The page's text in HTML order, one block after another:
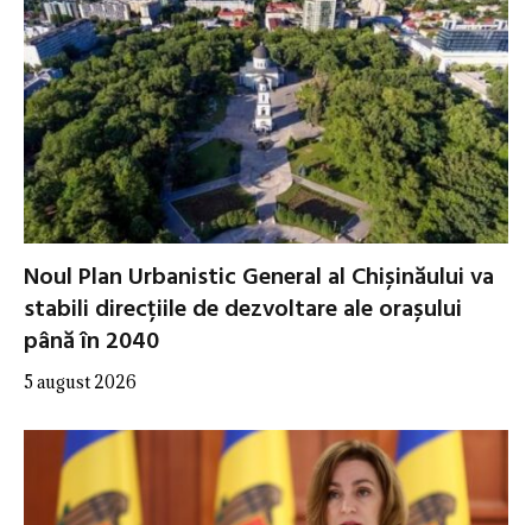
Noul Plan Urbanistic General al Chișinăului va
stabili direcțiile de dezvoltare ale orașului
până în 2040
5 august 2026